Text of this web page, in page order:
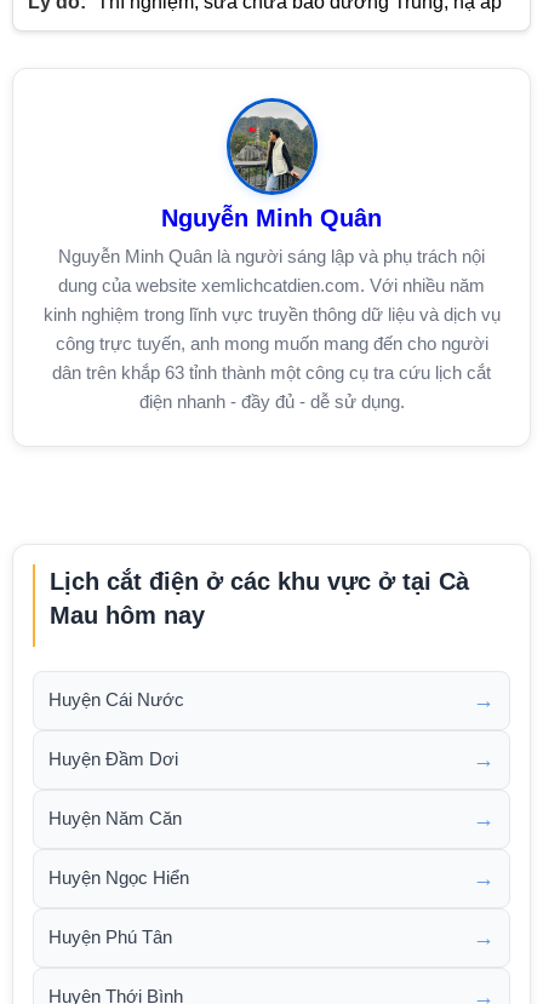
Nguyễn Minh Quân
Nguyễn Minh Quân là người sáng lập và phụ trách nội
dung của website xemlichcatdien.com. Với nhiều năm
kinh nghiệm trong lĩnh vực truyền thông dữ liệu và dịch vụ
công trực tuyến, anh mong muốn mang đến cho người
dân trên khắp 63 tỉnh thành một công cụ tra cứu lịch cắt
điện nhanh - đầy đủ - dễ sử dụng.
Lịch cắt điện ở các khu vực ở tại Cà
Mau hôm nay
Huyện Cái Nước →
Huyện Đầm Dơi →
Huyện Năm Căn →
Huyện Ngọc Hiển →
Huyện Phú Tân →
Huyện Thới Bình →